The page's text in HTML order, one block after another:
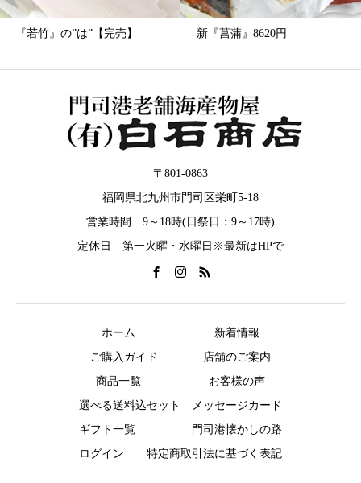
『若竹』の”は”【完売】 新『菖蒲』8620円
〒801-0863
福岡県北九州市門司区栄町5-18
営業時間 9～18時(日祭日：9～17時)
定休日 第一火曜・水曜日※最新はHPで
ホーム
新着情報
ご購入ガイド
店舗のご案内
商品一覧
お客様の声
選べる送料込セット
メッセージカード
ギフト一覧
門司港懐かしの路
ログイン
特定商取引法に基づく表記